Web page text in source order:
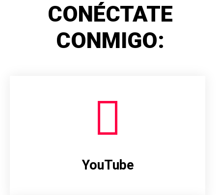
CONÉCTATE
CONMIGO:
YouTube